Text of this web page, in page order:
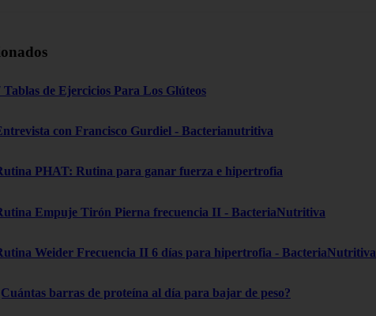
Tablas de Ejercicios Para Los Glúteos
con Francisco Gurdiel - Bacterianutritiva
PHAT: Rutina para ganar fuerza e hipertrofia
Empuje Tirón Pierna frecuencia II - BacteriaNutritiva
Weider Frecuencia II 6 días para hipertrofia - BacteriaNutritiva
barras de proteína al día para bajar de peso?